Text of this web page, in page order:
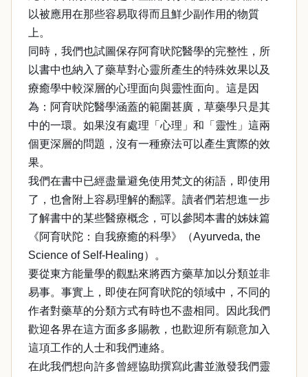
以被應用在那些容易取得而且鮮少副作用的物質
上。
同時，我們也試圖保存阿育吠陀醫學的完整性，所
以書中也納入了藥草對心靈所產生的特殊效果以及
療癒學中較深層的心理面向與靈性面向。這是因
為：阿育吠陀醫學涵蓋的範圍甚廣，草藥學只是其
中的一環。如果沒有處理「心理」和「靈性」這兩
個更深層的問題，沒有一種療法可以產生實際的效
果。
我們在書中已經盡量避免使用梵文的術語，即使用
了，也會附上容易理解的翻譯。讀者們若想進一步
了解書中的某些醫療概念，可以參閱本書的姊妹篇
《阿育吠陀：自我療癒的科學》（Ayurveda, the
Science of Self-Healing）。
要從東方能量學的觀點來將西方藥草加以分類並非
易事。事實上，即使在阿育吠陀的領域中，不同的
作者對藥草的分類方式有時也不盡相同。因此我們
歡迎各界在這方面多多賜教，也歡迎所有願意加入
這項工作的人士和我們連絡。
在此我們想向許多曾經協助撰寫此書並激發我們靈